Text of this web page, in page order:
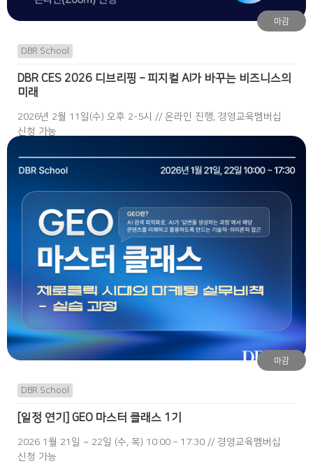
마감
DBR School
DBR CES 2026 디브리핑 – 피지컬 AI가 바꾸는 비즈니스의
미래
2026년 2월 11일(수) 오후 2-5시 // 온라인 진행, 경영교육멤버십
신청 가능
마감
DBR School
[일정 연기] GEO 마스터 클래스 1기
2026 1월 21일 ~ 22일 (수, 목) 10:00 – 17:30 // 경영교육멤버십
신청 가능